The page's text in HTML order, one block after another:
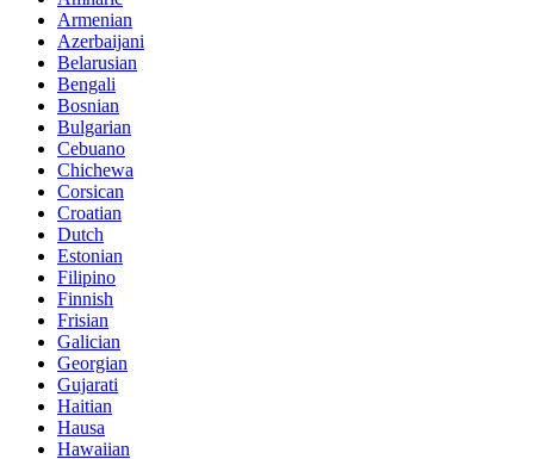
Armenian
Azerbaijani
Belarusian
Bengali
Bosnian
Bulgarian
Cebuano
Chichewa
Corsican
Croatian
Dutch
Estonian
Filipino
Finnish
Frisian
Galician
Georgian
Gujarati
Haitian
Hausa
Hawaiian